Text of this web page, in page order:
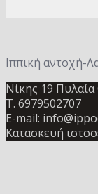
Ιππική αντοχή-
Νίκης 19
Τ. 6979502707
E-mail:
Κατασκευή